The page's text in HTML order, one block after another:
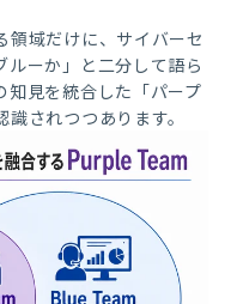
領域だけに、サイバーセ
ルーか」と二分して語ら
知見を統合した「パープ
されつつあります。